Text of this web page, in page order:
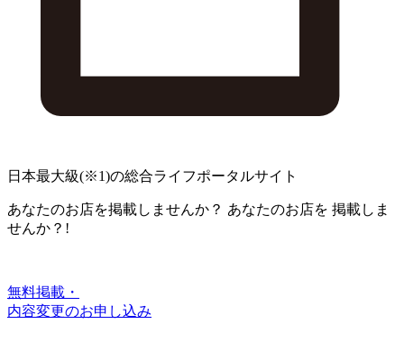
日本最大級(※1)の総合ライフポータルサイト
あなたのお店を掲載しませんか？ あなたのお店を 掲載しま
せんか？!
無料掲載・
内容変更のお申し込み